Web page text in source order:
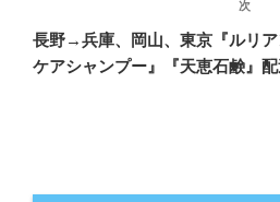
ー
シ
の
投
次
長野→兵庫、岡山、東京『ルリ
ケアシャンプー』『天恵石鹸』配